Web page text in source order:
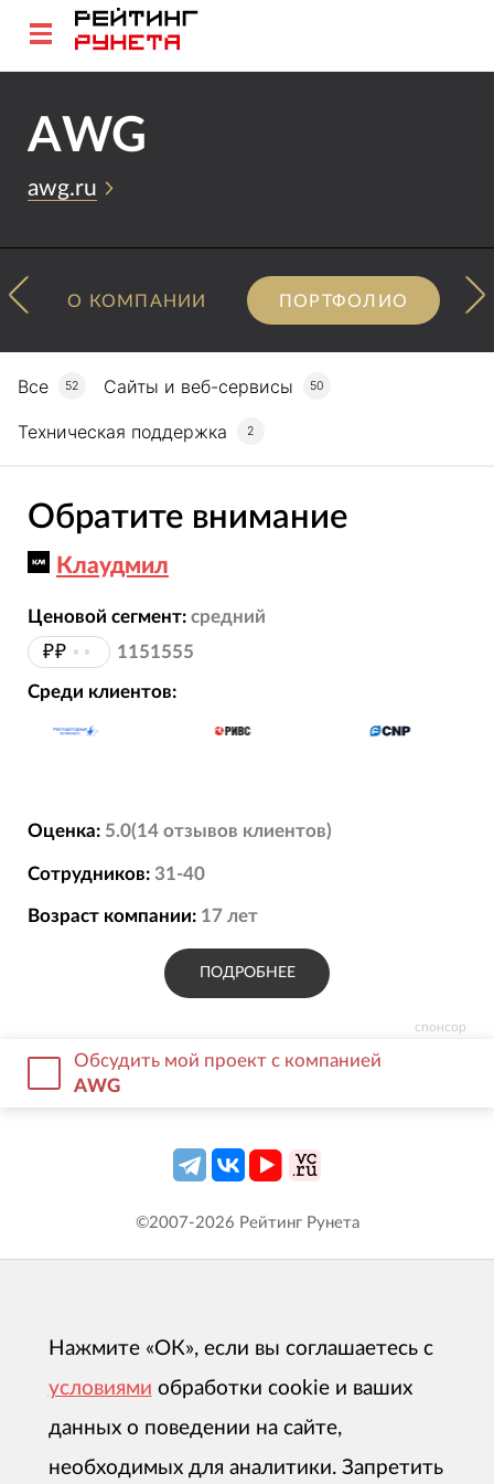
AWG
awg.ru
О КОМПАНИИ ПОРТФОЛИО
Все 52 Сайты и веб-сервисы 50
Техническая поддержка 2
спонсор
Обратите внимание
Клаудмил
Ценовой сегмент: средний
₽₽ •• 1151555
Среди клиентов:
Оценка: 5.0(14 отзывов клиентов)
Сотрудников: 31-40
Возраст компании: 17 лет
ПОДРОБНЕЕ
Обсудить мой проект с компанией
AWG
©2007-2026 Рейтинг Рунета
Нажмите «ОК», если вы соглашаетесь с
условиями обработки cookie и ваших
данных о поведении на сайте,
необходимых для аналитики. Запретить